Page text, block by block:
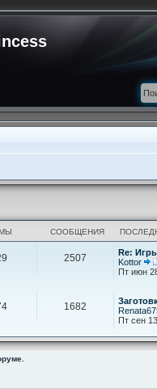
СООБЩЕНИЯ
2507
Re:
Kottor
Пт июн
1682
Пт сен